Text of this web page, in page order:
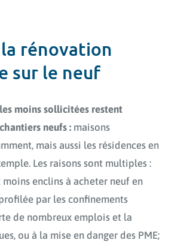
rénovation
sur le neuf
moins sollicitées restent
neufs : maisons
mais aussi les résidences en
Les raisons sont multiples :
enclins à acheter neuf en
par les confinements
de nombreux emplois et la
ou à la mise en danger des PME;